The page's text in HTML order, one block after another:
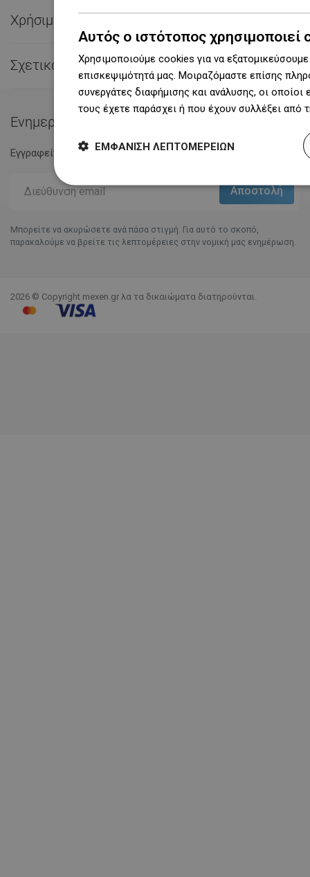
Χρήσιμες συνδέσεις
Σχετικά με εμάς 
Ενημερωτικό Δελτίο
Εγγραφείτε στο Eγγραφείτε στο και μείνετε ενημερωμένοι.
Μπορείτε να ακυρώσετε ανά πάσα στιγμή. Για αυτό το σκοπό,
παρακαλούμε να βρείτε τις λεπτομέρειες στην νομική μας ενημέρωση.
2026 © Copyright mexen.gr λα τα δικαιώματα διατηρούνται.
Αυτός ο ιστότοπος χρησιμοποιεί
Χρησιμοποιούμε cookies για να
επισκεψιμότητά μας. Μοιραζόμαστε επίσης
συνεργάτες διαφήμισης και ανάλυσης, οι
τους έχετε παράσχει ή που έχουν συλλέξει
ΕΜΦΆΝΙΣΗ ΛΕΠΤΟΜΕΡΕΙΏΝ